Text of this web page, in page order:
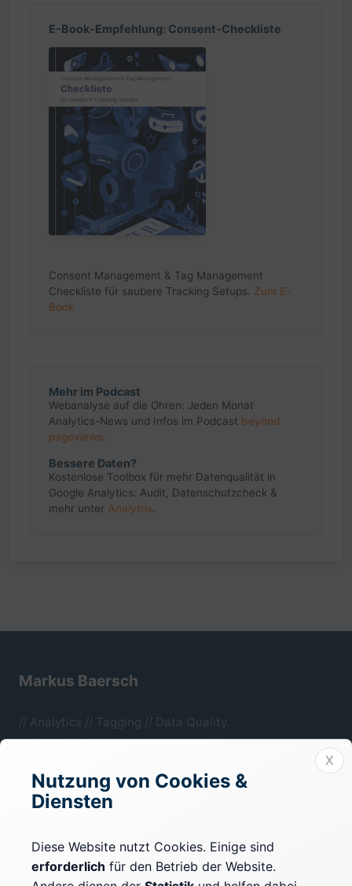
E-Book-Empfehlung: Consent-Checkliste
Consent Management & Tag Management
Checkliste für saubere Tracking Setups. Zum E-
Book
Mehr im Podcast
Webanalyse auf die Ohren: Jeden Monat
Analytics-News und Infos im Podcast beyond
pageviews.
Bessere Daten?
Kostenlose Toolbox für mehr Datenqualität in
Google Analytics: Audit, Datenschutzcheck &
mehr unter Analytrix.
Markus Baersch
// Analytics // Tagging // Data Quality.
Mönchengladbach, NRW.
Rechtliches
Impressum
Datenschutz
X
Nutzung von Cookies &
Diensten
Diese Website nutzt Cookies. Einige sind
erforderlich für den Betrieb der Website.